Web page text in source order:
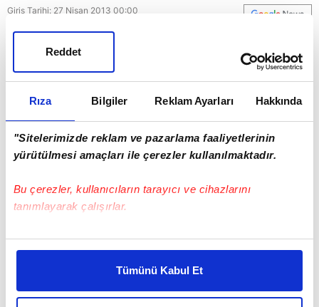
Rıza Bilgiler Reklam Ayarları Hakkında
"Sitelerimizde reklam ve pazarlama faaliyetlerinin
yürütülmesi amaçları ile çerezler kullanılmaktadır.
Bu çerezler, kullanıcıların tarayıcı ve cihazlarını
tanımlayarak çalışırlar.
Bu çerezlere izin vermeniz halinde sizlere özel
daha iyi reklam deneyimi yaşatabiliriz. Bunu yaparken
amacımızın size daha iyi bir reklam deneyimi sunmak
Tümünü Kabul Et
Reddet
Giriş Tarihi: 27 Nisan 2013 00:00